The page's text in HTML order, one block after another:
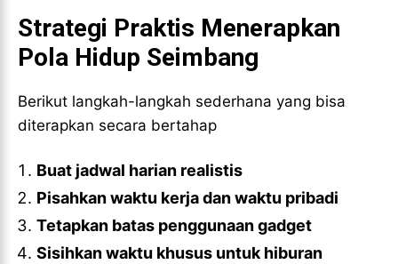
Strategi Praktis Menerapkan
Pola Hidup Seimbang
Berikut langkah-langkah sederhana yang bisa
diterapkan secara bertahap
Buat jadwal harian realistis
Pisahkan waktu kerja dan waktu pribadi
Tetapkan batas penggunaan gadget
Sisihkan waktu khusus untuk hiburan